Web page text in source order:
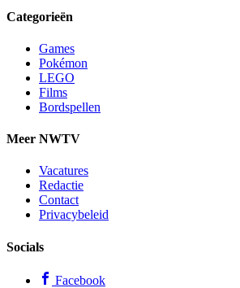
Categorieën
Games
Pokémon
LEGO
Films
Bordspellen
Meer NWTV
Vacatures
Redactie
Contact
Privacybeleid
Socials
Facebook